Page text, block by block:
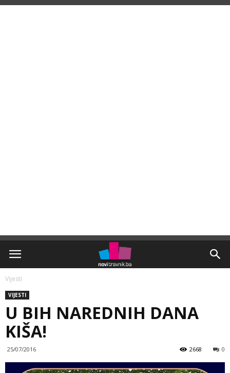
Vijesti
VIJESTI
U BIH NAREDNIH DANA
KIŠA!
25/07/2016 0
2668